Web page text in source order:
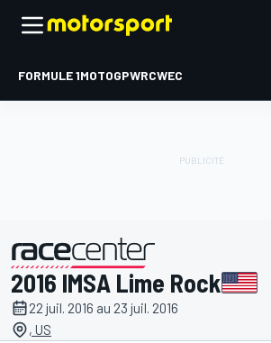
FORMULE 1MOTOGPWRCWEC
présenté par
2016 IMSA Lime Rock
22 juil. 2016 au 23 juil. 2016
, US